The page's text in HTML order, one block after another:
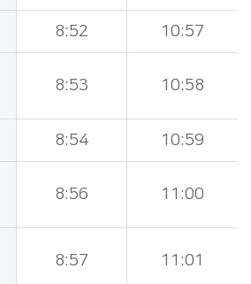
8:52 10:57
8:53 10:58
8:54 10:59
8:56 11:00
8:57 11:01